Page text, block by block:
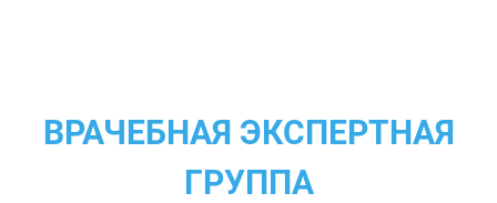
ВРАЧЕБНАЯ ЭКСПЕРТНАЯ
ГРУППА